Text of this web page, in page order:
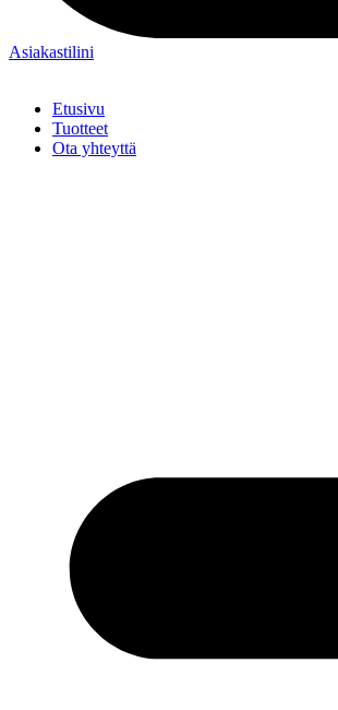
Asiakastilini
Etusivu
Tuotteet
Ota yhteyttä